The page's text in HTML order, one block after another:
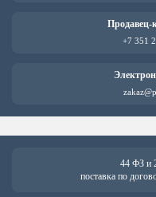
Продавец-
+7 351
44 ФЗ и
поставка по